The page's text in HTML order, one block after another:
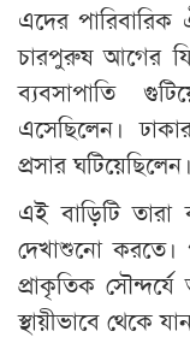
এদের
চারপুরুষ আগের
ব্যবসাপাতি
এসেছিলেন।
প্রসার ঘটিয়েছিলেন।
এই বাড়িটি তারা
দেখাশুনো
প্রাকৃতিক
স্থায়ীভাবে থেকে